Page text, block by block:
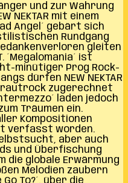
und zur Wahrung
NEKTAR mit einem
Angel´ gebärt sich
Rundgang
gleiten
´Megalomania´ ist
minütiger Prog Rock-
dürfen NEW NEKTAR
zugerechnet
laden jedoch
Träumen ein.
Kompositionen
verfasst worden.
aber auch
und Überfischung
die globale Erwärmung
Melodien zaubern
Go To?´, über die